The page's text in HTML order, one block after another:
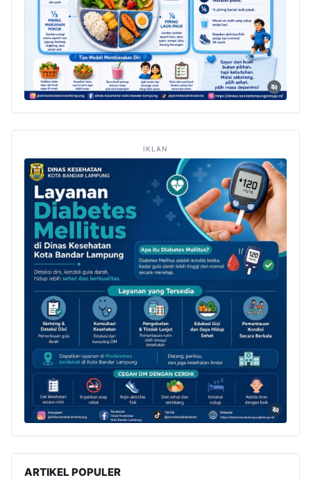
IKLAN
ARTIKEL POPULER